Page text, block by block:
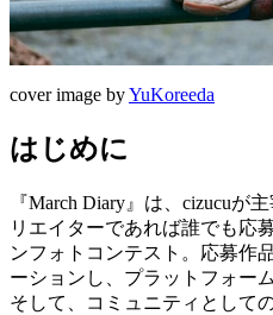
cover image byYuKoreeda
はじめに
『March Diary』は、cizucuが
リエイターであれば誰でも応
ンフォトコンテスト。応募作
ーションし、プラットフォー
そして、コミュニティとして